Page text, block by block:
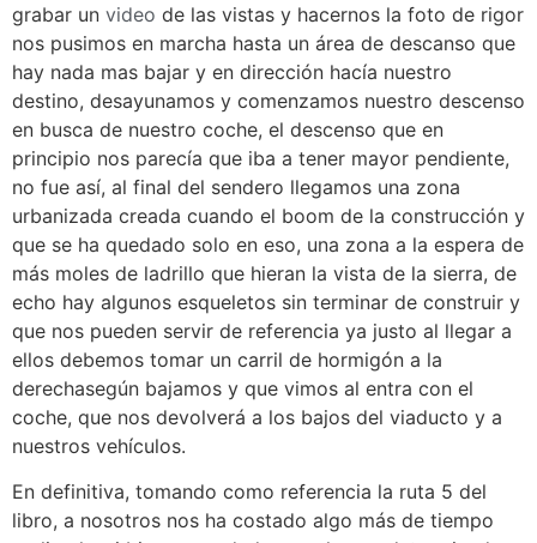
grabar un video de las vistas y hacernos la foto de rigor
nos pusimos en marcha hasta un área de descanso que
hay nada mas bajar y en dirección hacía nuestro
destino, desayunamos y comenzamos nuestro descenso
en busca de nuestro coche, el descenso que en
principio nos parecía que iba a tener mayor pendiente,
no fue así, al final del sendero llegamos una zona
urbanizada creada cuando el boom de la construcción y
que se ha quedado solo en eso, una zona a la espera de
más moles de ladrillo que hieran la vista de la sierra, de
echo hay algunos esqueletos sin terminar de construir y
que nos pueden servir de referencia ya justo al llegar a
ellos debemos tomar un carril de hormigón a la
derechasegún bajamos y que vimos al entra con el
coche, que nos devolverá a los bajos del viaducto y a
nuestros vehículos.
En definitiva, tomando como referencia la ruta 5 del
libro, a nosotros nos ha costado algo más de tiempo